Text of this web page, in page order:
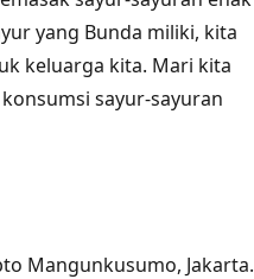
yang Bunda miliki, kita
keluarga kita. Mari kita
sayur-sayuran
Mangunkusumo, Jakarta.